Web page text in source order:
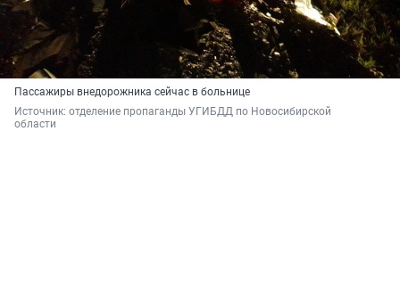
Пассажиры внедорожника сейчас в больнице
Источник: отделение пропаганды УГИБДД по Новосибирской
области